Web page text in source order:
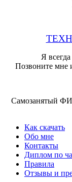
Я
Позвоните мне
Самозанятый
Как скачать
Обо мне
Контакты
Диплом по
Правила
Отзывы и